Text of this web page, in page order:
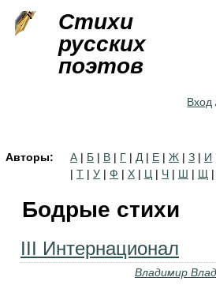
Стихи
русских
поэтов
Вход
Авторы: А | Б | В | Г | Д | Е | Ж | З | И
| Т | У | Ф | Х | Ц | Ч | Ш | Щ |
Бодрые стихи
III Интернационал
Владимир